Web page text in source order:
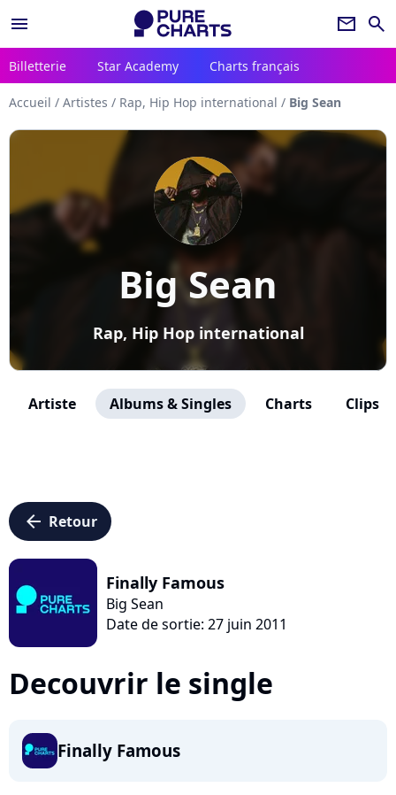
menu newsletter search
Billetterie Star Academy Charts français
Accueil / Artistes / Rap, Hip Hop international / Big Sean
Big Sean
Rap, Hip Hop international
Artiste Albums & Singles Charts Clips
arrow_left Retour
Finally Famous
Big Sean
Date de sortie: 27 juin 2011
Decouvrir le single
Finally Famous